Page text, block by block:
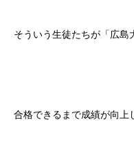
そういう生徒たちが「広島
合格できるまで成績が向上